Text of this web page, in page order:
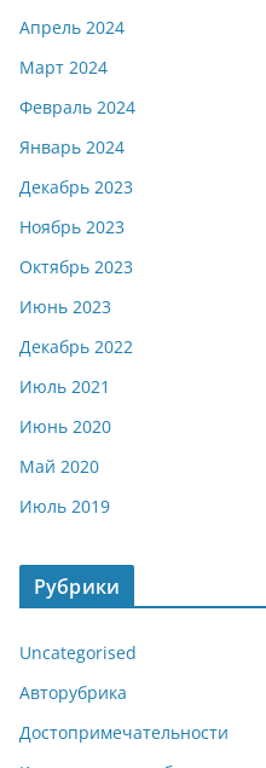
Апрель 2024
Март 2024
Февраль 2024
Январь 2024
Декабрь 2023
Ноябрь 2023
Октябрь 2023
Июнь 2023
Декабрь 2022
Июль 2021
Июнь 2020
Май 2020
Июль 2019
Рубрики
Uncategorised
Авторубрика
Достопримечательности